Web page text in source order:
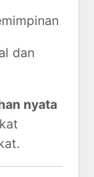
dan
nyata